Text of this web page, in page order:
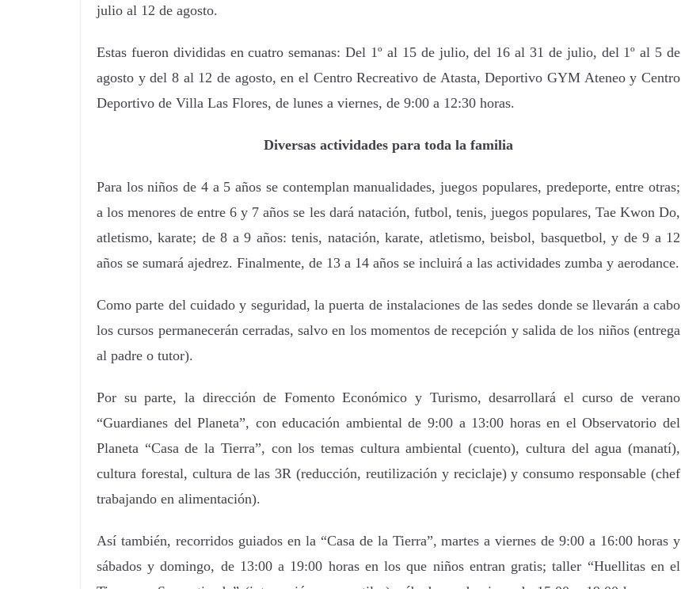
julio al 12 de agosto.
Estas fueron divididas en cuatro semanas: Del 1º al 15 de julio, del 16 al 31 de julio, del 1º al 5 de
agosto y del 8 al 12 de agosto, en el Centro Recreativo de Atasta, Deportivo GYM Ateneo y Centro
Deportivo de Villa Las Flores, de lunes a viernes, de 9:00 a 12:30 horas.
Diversas actividades para toda la familia
Para los niños de 4 a 5 años se contemplan manualidades, juegos populares, predeporte, entre otras;
a los menores de entre 6 y 7 años se les dará natación, futbol, tenis, juegos populares, Tae Kwon Do,
atletismo, karate; de 8 a 9 años: tenis, natación, karate, atletismo, beisbol, basquetbol, y de 9 a 12
años se sumará ajedrez. Finalmente, de 13 a 14 años se incluirá a las actividades zumba y aerodance.
Como parte del cuidado y seguridad, la puerta de instalaciones de las sedes donde se llevarán a cabo
los cursos permanecerán cerradas, salvo en los momentos de recepción y salida de los niños (entrega
al padre o tutor).
Por su parte, la dirección de Fomento Económico y Turismo, desarrollará el curso de verano
“Guardianes del Planeta”, con educación ambiental de 9:00 a 13:00 horas en el Observatorio del
Planeta “Casa de la Tierra”, con los temas cultura ambiental (cuento), cultura del agua (manatí),
cultura forestal, cultura de las 3R (reducción, reutilización y reciclaje) y consumo responsable (chef
trabajando en alimentación).
Así también, recorridos guiados en la “Casa de la Tierra”, martes a viernes de 9:00 a 16:00 horas y
sábados y domingo, de 13:00 a 19:00 horas en los que niños entran gratis; taller “Huellitas en el